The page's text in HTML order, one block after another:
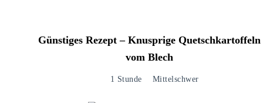
Günstiges Rezept – Knusprige Quetschkartoffeln
vom Blech
1 Stunde Mittelschwer